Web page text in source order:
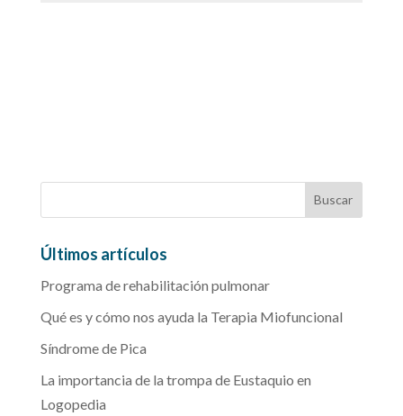
Últimos artículos
Programa de rehabilitación pulmonar
Qué es y cómo nos ayuda la Terapia Miofuncional
Síndrome de Pica
La importancia de la trompa de Eustaquio en
Logopedia